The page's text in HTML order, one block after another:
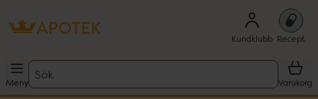
Kundklubb Recept
Meny
Sök
Varukorg